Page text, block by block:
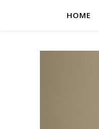
HOME